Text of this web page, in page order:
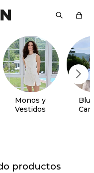
Monos y
Vestidos
productos